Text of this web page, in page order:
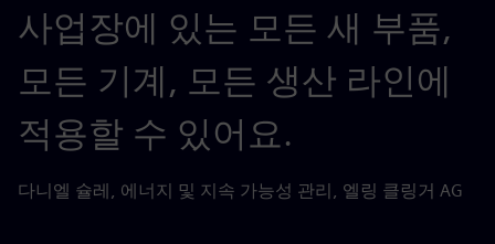
사업장에 있는 모든 새 부품,
모든 기계, 모든 생산 라인에
적용할 수 있어요.
다니엘 슐레, 에너지 및 지속 가능성 관리, 엘링 클링거 AG